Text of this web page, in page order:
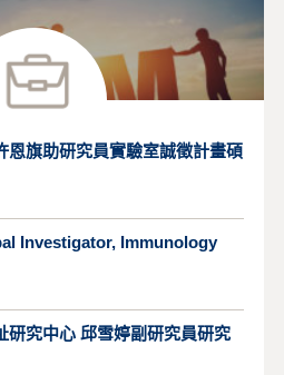
恩旗助研究員實驗室誠徵計畫碩
Investigator, Immunology
研究中心 邱雪婷副研究員研究